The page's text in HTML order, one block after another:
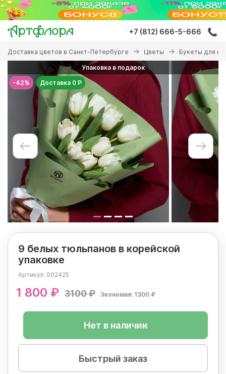
Перейти
основному
содержанию
+7 (812) 666-5-666
Вы
здесь
Доставка цветов в Санкт-Петербурге Цветы Букеты для
-42%
Упаковка в подарок
Доставка 0 Р
9 белых тюльпанов в корейской
упаковке
Артикул: 002425
1 800 ₽ 3100 ₽ Экономия: 1300 ₽
Нет в наличии
Быстрый заказ